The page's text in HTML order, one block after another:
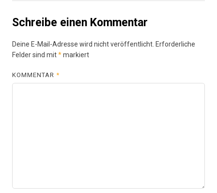
Schreibe einen Kommentar
Deine E-Mail-Adresse wird nicht veröffentlicht. Erforderliche
Felder sind mit*markiert
KOMMENTAR*